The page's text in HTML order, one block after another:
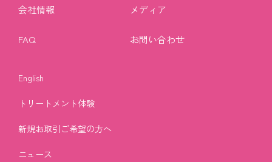
会社情報 メディア
FAQ お問い合わせ
English
トリートメント体験
新規お取引ご希望の方へ
ニュース